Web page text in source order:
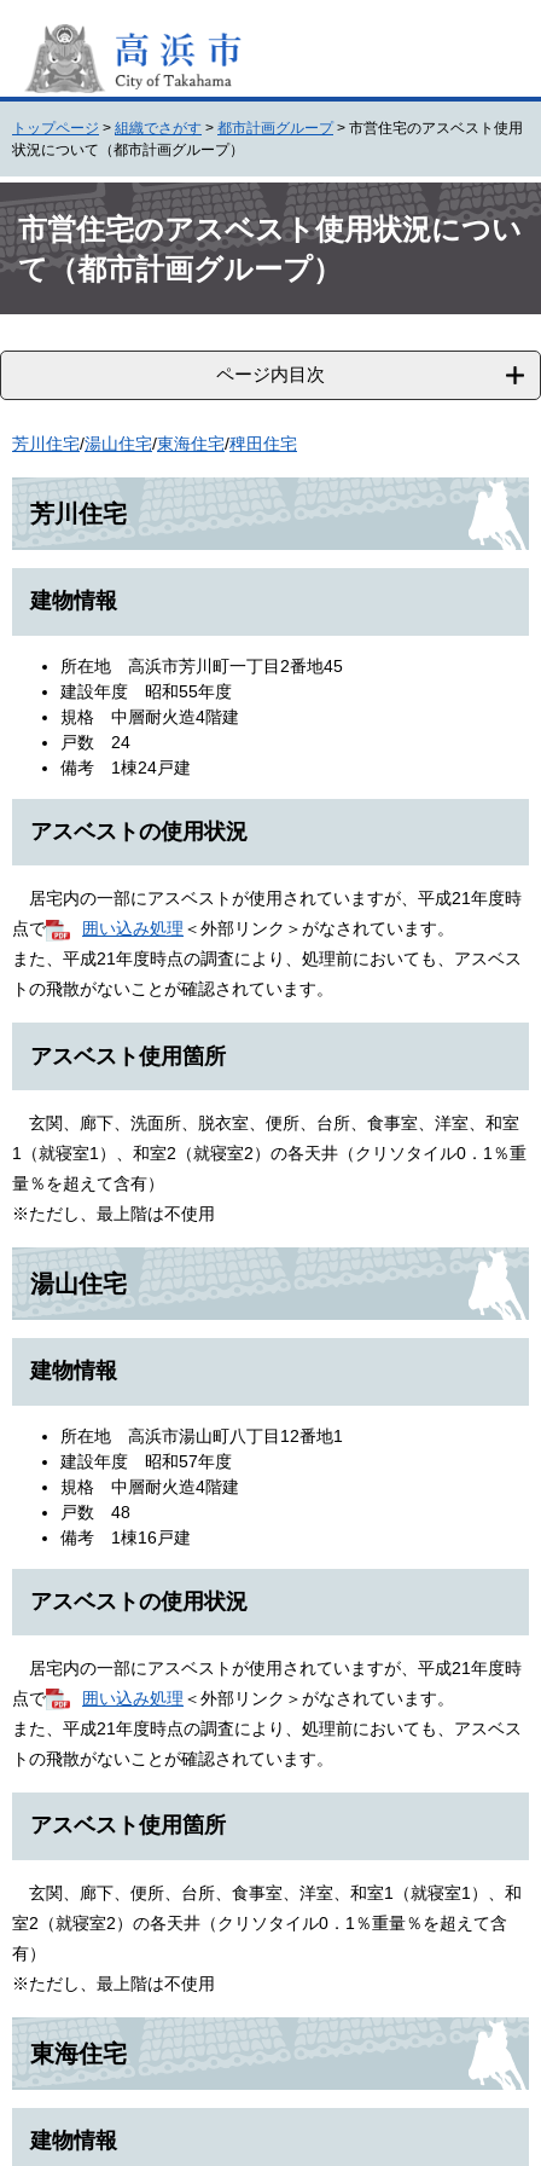
頭
。
飛
て
本
文
トップページ > 組織でさがす > 都市計画グループ > 市営住宅のアスベスト使用
状況について（都市計画グループ）
文市営住宅のアスベスト使用状況につい
て（都市計画グループ）
ページ内目次
芳川住宅/湯山住宅/東海住宅/稗田住宅
芳川住宅
建物情報
所在地 高浜市芳川町一丁目2番地45
建設年度 昭和55年度
規格 中層耐火造4階建
戸数 24
備考 1棟24戸建
アスベストの使用状況
居宅内の一部にアスベストが使用されていますが、平成21年度時
点で
囲い込み処理 ＜外部リンク＞がなされています。
また、平成21年度時点の調査により、処理前においても、アスベス
トの飛散がないことが確認されています。
アスベスト使用箇所
玄関、廊下、洗面所、脱衣室、便所、台所、食事室、洋室、和室
1（就寝室1）、和室2（就寝室2）の各天井（クリソタイル0．1％重
量％を超えて含有）
※ただし、最上階は不使用
湯山住宅
建物情報
所在地 高浜市湯山町八丁目12番地1
建設年度 昭和57年度
規格 中層耐火造4階建
戸数 48
備考 1棟16戸建
アスベストの使用状況
居宅内の一部にアスベストが使用されていますが、平成21年度時
点で
囲い込み処理 ＜外部リンク＞がなされています。
また、平成21年度時点の調査により、処理前においても、アスベス
トの飛散がないことが確認されています。
アスベスト使用箇所
玄関、廊下、便所、台所、食事室、洋室、和室1（就寝室1）、和
室2（就寝室2）の各天井（クリソタイル0．1％重量％を超えて含
有）
※ただし、最上階は不使用
東海住宅
建物情報